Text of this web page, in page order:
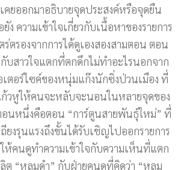
คยออกมาอธิบายจุดประสงค์หรือจุดยืน
ง ความเข้าใจเกี่ยวกับเนื้อหาของรายการ
ตรองจากการได้ดูเองสองสามตอน ตอน
บสาวใจแตกที่ตกดึกไม่ทำอะไรนอกจาก
ตอร์ไซค์ของหนุ่มแก๊งนักซิ่งป่วนเมือง ที่
ก้วหูให้คนจะหลับจะนอนในหลายจุดของ
อนหนึ่งคือตอน “การ์ตูนสายพันธุ์ใหม่” ที่
งรุนแรงถึงขั้นได้รับเชิญไปออกรายการ
ห้คนดูทำความเข้าใจกับความเห็นที่แตก
ต “หลุมดำ” กับฝ่ายคนดูที่คิดว่า “หลุม